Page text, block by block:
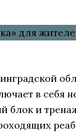
в себя
блок и